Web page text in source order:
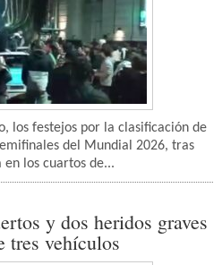
los festejos por la clasificación de
del Mundial 2026, tras
los cuartos de...
y dos heridos graves
tres vehículos